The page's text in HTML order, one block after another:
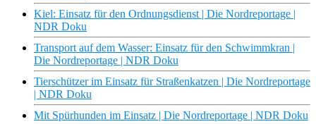
Kiel: Einsatz für den Ordnungsdienst | Die Nordreportage |
NDR Doku
Transport auf dem Wasser: Einsatz für den Schwimmkran |
Die Nordreportage | NDR Doku
Tierschützer im Einsatz für Straßenkatzen | Die Nordreportage
| NDR Doku
Mit Spürhunden im Einsatz | Die Nordreportage | NDR Doku